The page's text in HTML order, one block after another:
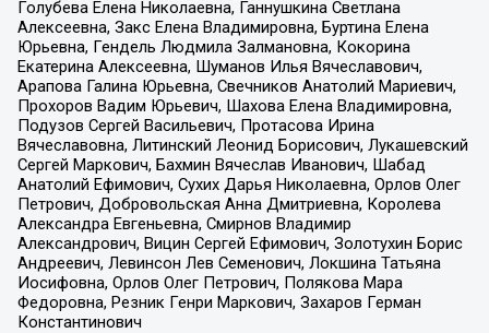
Голубева Елена Николаевна, Ганнушкина Светлана
Алексеевна, Закс Елена Владимировна, Буртина Елена
Юрьевна, Гендель Людмила Залмановна, Кокорина
Екатерина Алексеевна, Шуманов Илья Вячеславович,
Арапова Галина Юрьевна, Свечников Анатолий Мариевич,
Прохоров Вадим Юрьевич, Шахова Елена Владимировна,
Подузов Сергей Васильевич, Протасова Ирина
Вячеславовна, Литинский Леонид Борисович, Лукашевский
Сергей Маркович, Бахмин Вячеслав Иванович, Шабад
Анатолий Ефимович, Сухих Дарья Николаевна, Орлов Олег
Петрович, Добровольская Анна Дмитриевна, Королева
Александра Евгеньевна, Смирнов Владимир
Александрович, Вицин Сергей Ефимович, Золотухин Борис
Андреевич, Левинсон Лев Семенович, Локшина Татьяна
Иосифовна, Орлов Олег Петрович, Полякова Мара
Федоровна, Резник Генри Маркович, Захаров Герман
Константинович